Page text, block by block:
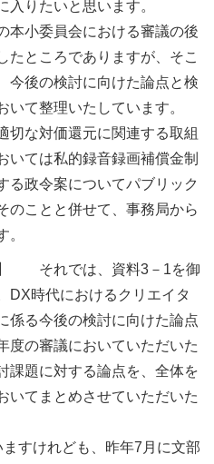
りたいと思います。
本小委員会における審議の後
たところでありますが、そこ
今後の検討に向けた論点と検
て整理いたしています。
切な対価還元に関連する取組
いては私的録音録画補償金制
る政令案についてパブリック
のことと併せて、事務局から
。
】 それでは、資料3－1を御
DX時代におけるクリエイタ
係る今後の検討に向けた論点
度の審議においていただいた
課題に対する論点を、全体を
いてまとめさせていただいた
すけれども、昨年7月に文部